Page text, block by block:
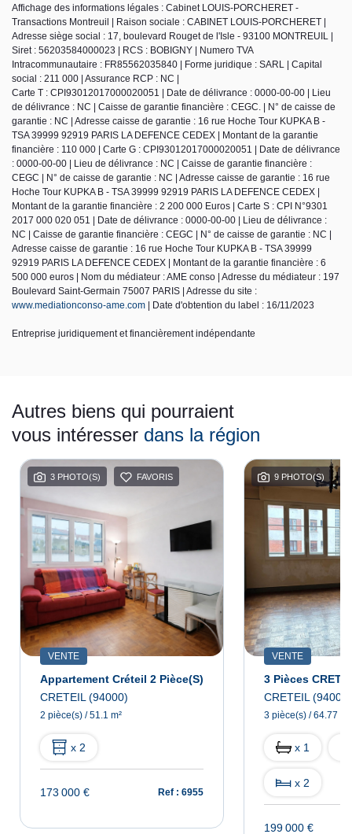
Affichage des informations légales : Cabinet LOUIS-PORCHERET -
Transactions Montreuil | Raison sociale : CABINET LOUIS-PORCHERET |
Adresse siège social : 17, boulevard Rouget de l'Isle - 93100 MONTREUIL |
Siret : 56203584000023 | RCS : BOBIGNY | Numero TVA
Intracommunautaire : FR85562035840 | Forme juridique : SARL | Capital
social : 211 000 | Assurance RCP : NC |
Carte T : CPI93012017000020051 | Date de délivrance : 0000-00-00 | Lieu
de délivrance : NC | Caisse de garantie financière : CEGC. | N° de caisse de
garantie : NC | Adresse caisse de garantie : 16 rue Hoche Tour KUPKA B -
TSA 39999 92919 PARIS LA DEFENCE CEDEX | Montant de la garantie
financière : 110 000 | Carte G : CPI93012017000020051 | Date de délivrance
: 0000-00-00 | Lieu de délivrance : NC | Caisse de garantie financière :
CEGC | N° de caisse de garantie : NC | Adresse caisse de garantie : 16 rue
Hoche Tour KUPKA B - TSA 39999 92919 PARIS LA DEFENCE CEDEX |
Montant de la garantie financière : 2 200 000 Euros | Carte S : CPI N°9301
2017 000 020 051 | Date de délivrance : 0000-00-00 | Lieu de délivrance :
NC | Caisse de garantie financière : CEGC | N° de caisse de garantie : NC |
Adresse caisse de garantie : 16 rue Hoche Tour KUPKA B - TSA 39999
92919 PARIS LA DEFENCE CEDEX | Montant de la garantie financière : 6
500 000 euros | Nom du médiateur : AME conso | Adresse du médiateur : 197
Boulevard Saint-Germain 75007 PARIS | Adresse du site :
www.mediationconso-ame.com | Date d'obtention du label : 16/11/2023
Entreprise juridiquement et financièrement indépendante
Autres biens qui pourraient
vous intéresser dans la région
3 PHOTO(S) FAVORIS
VENTE
Appartement Créteil 2 Pièce(s)
CRETEIL (94000)
2 pièce(s) / 51.1 m²
x 2
173 000 € Ref : 6955
9 PHOTO(S)
VENTE
3 Pièces
CRETEIL (94000)
3 pièce(s) / 64.77 m²
x 1
x 2
199 000 €